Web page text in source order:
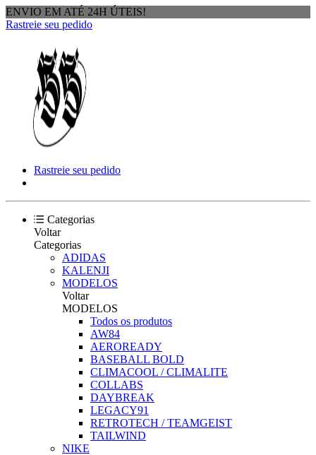
ENVIO EM ATÉ 24H ÚTEIS!
Rastreie seu pedido
Rastreie seu pedido
Categorias
Voltar
Categorias
ADIDAS
KALENJI
MODELOS
Voltar
MODELOS
Todos os produtos
AW84
AEROREADY
BASEBALL BOLD
CLIMACOOL / CLIMALITE
COLLABS
DAYBREAK
LEGACY91
RETROTECH / TEAMGEIST
TAILWIND
NIKE